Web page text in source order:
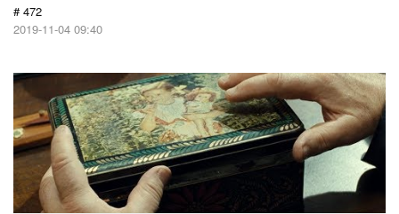
# 472
2019-11-04 09:40